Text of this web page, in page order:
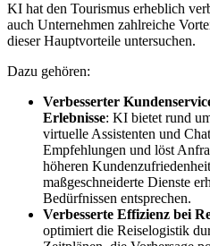
KI hat den Tourismus erheblich
auch Unternehmen zahlreiche
dieser Hauptvorteile untersuchen.
Dazu gehören:
Verbesserter
Erlebnisse: KI bietet rund
virtuelle Assistenten und
Empfehlungen und löst
höheren
maßgeschneiderte Dienste
Bedürfnissen entsprechen.
Verbesserte Effizienz bei
optimiert die Reiselogistik